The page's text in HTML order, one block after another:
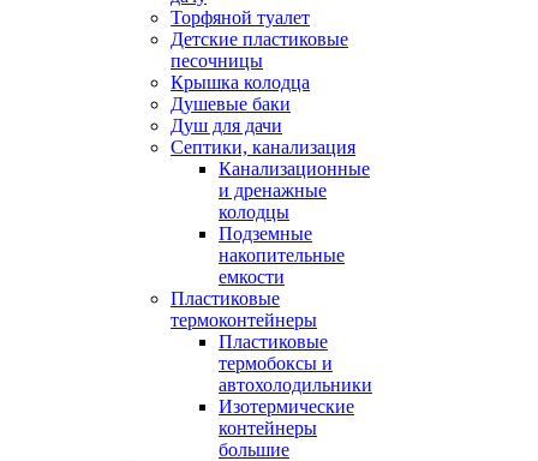
Торфяной туалет
Детские пластиковые
песочницы
Крышка колодца
Душевые баки
Душ для дачи
Септики, канализация
Канализационные
и дренажные
колодцы
Подземные
накопительные
емкости
Пластиковые
термоконтейнеры
Пластиковые
термобоксы и
автохолодильники
Изотермические
контейнеры
большие